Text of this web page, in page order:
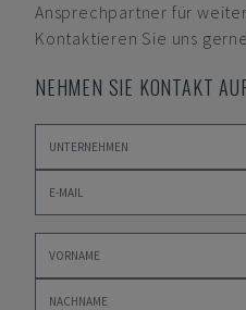
Ansprechpartner für
Kontaktieren Sie uns
NEHMEN SIE KONTAKT